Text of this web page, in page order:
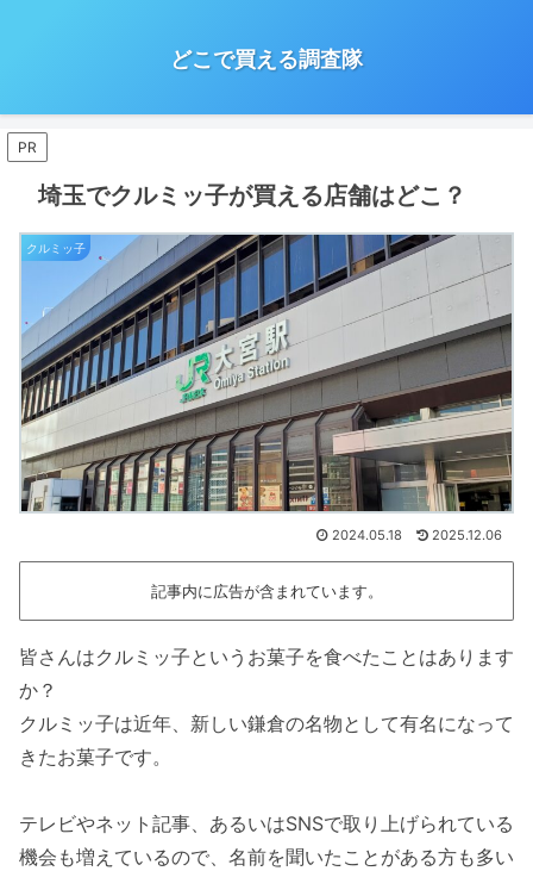
どこで買える調査隊
PR
埼玉でクルミッ子が買える店舗はどこ？
クルミッ子
2024.05.18 2025.12.06
記事内に広告が含まれています。
皆さんはクルミッ子というお菓子を食べたことはあります
か？
クルミッ子は近年、新しい鎌倉の名物として有名になって
きたお菓子です。
テレビやネット記事、あるいはSNSで取り上げられている
機会も増えているので、名前を聞いたことがある方も多い